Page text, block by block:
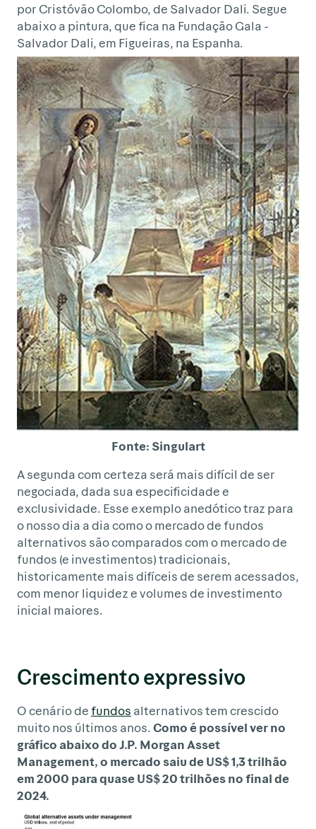
por Cristóvão Colombo, de Salvador Dali. Segue
abaixo a pintura, que fica na Fundação Gala -
Salvador Dali, em Figueiras, na Espanha.
Fonte: Singulart
A segunda com certeza será mais difícil de ser
negociada, dada sua especificidade e
exclusividade. Esse exemplo anedótico traz para
o nosso dia a dia como o mercado de fundos
alternativos são comparados com o mercado de
fundos (e investimentos) tradicionais,
historicamente mais difíceis de serem acessados,
com menor liquidez e volumes de investimento
inicial maiores.
Crescimento expressivo
O cenário de fundos alternativos tem crescido
muito nos últimos anos.Como é possível ver no
gráfico abaixo do J.P. Morgan Asset
Management, o mercado saiu de US$ 1,3 trilhão
em 2000 para quase US$ 20 trilhões no final de
2024.